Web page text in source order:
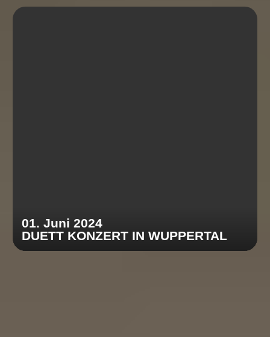
01. Juni 2024
DUETT KONZERT IN WUPPERTAL